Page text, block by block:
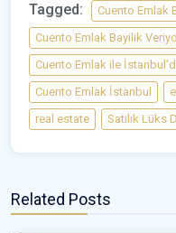
Tagged:
Cuento Emlak
Cuento Emlak Bayilik
Cuento Emlak ile
Cuento Emlak İstanbul
real estate
Satılık Lüks
Related Posts